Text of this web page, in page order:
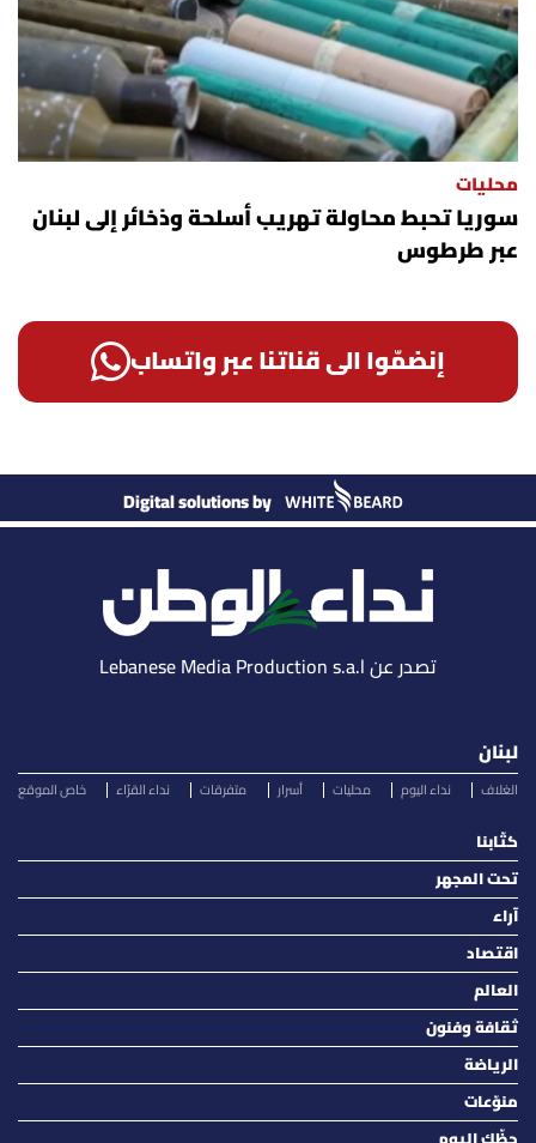
محليات
سوريا تحبط محاولة تهريب أسلحة وذخائر إلى لبنان
عبر طرطوس
إنضمّوا الى قناتنا عبر واتساب
Digital solutions by
تصدر عن Lebanese Media Production s.a.l
لبنان
الغلاف نداء اليوم محليات أسرار متفرقات نداء القرّاء خاص الموقع
كتّابنا
تحت المجهر
آراء
اقتصاد
العالم
ثقافة وفنون
الرياضة
منوّعات